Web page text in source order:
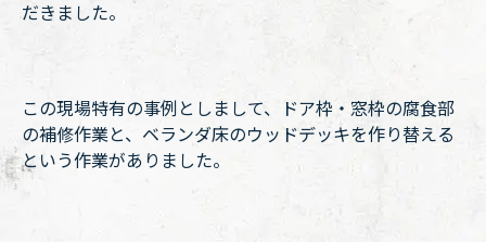
だきました。
この現場特有の事例としまして、ドア枠・窓枠の腐食部
の補修作業と、ベランダ床のウッドデッキを作り替える
という作業がありました。